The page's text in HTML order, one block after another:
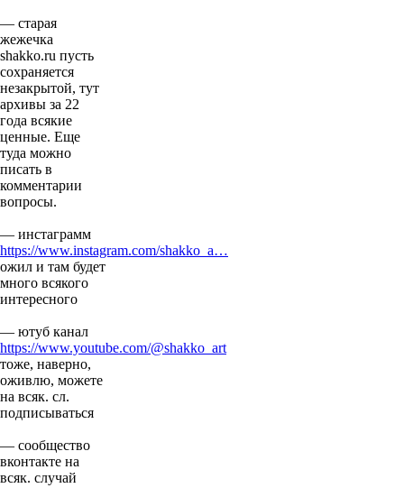
— старая
жежечка
shakko.ru пусть
сохраняется
незакрытой, тут
архивы за 22
года всякие
ценные. Еще
туда можно
писать в
комментарии
вопросы.
— инстаграмм
https://www.instagram.com/shakko_a…
ожил и там будет
много всякого
интересного
— ютуб канал
https://www.youtube.com/@shakko_art
тоже, наверно,
оживлю, можете
на всяк. сл.
подписываться
— сообщество
вконтакте на
всяк. случай